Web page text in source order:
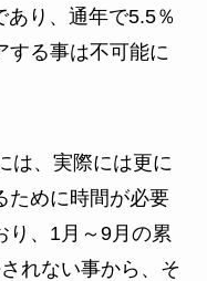
あり、通年で5.5％
する事は不可能に
は、実際には更に
ために時間が必要
り、1月～9月の累
れない事から、そ